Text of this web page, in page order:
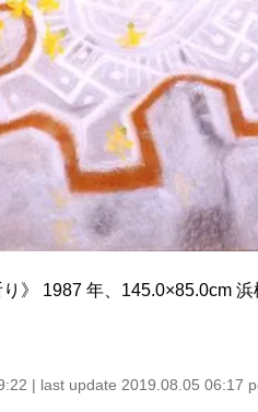
》 1987 年、145.0×85.0cm
| last update 2019.08.05 06:17